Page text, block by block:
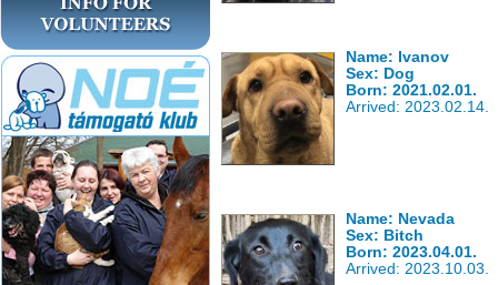
Name: Ivanov
Sex: Dog
Born: 2021.02.01.
Arrived: 2023.02.14.
Name: Nevada
Sex: Bitch
Born: 2023.04.01.
Arrived: 2023.10.03.